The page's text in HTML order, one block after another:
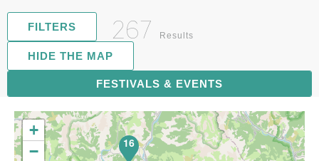
FILTERS 267 Results
FESTIVALS & EVENTS
HIDE THE MAP
16
68
+
−